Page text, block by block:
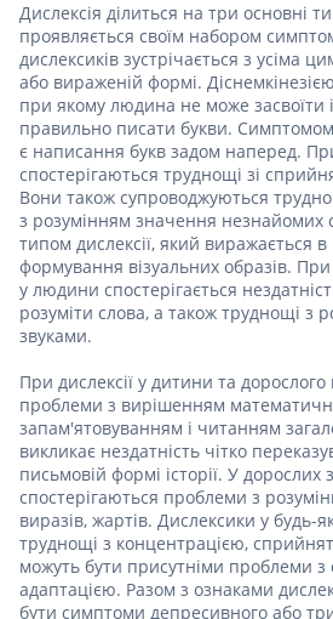
Дислексія ділиться на три основні
проявляється своїм набором
дислексиків зустрічається з усіма
або вираженій формі.
при якому людина не може засвоїти
правильно писати букви. Симптомом
є написання букв задом наперед.
спостерігаються труднощі зі
Вони також супроводжуються
з розумінням значення незнайомих
типом дислексії, який виражається
формування візуальних образів.
у людини спостерігається
розуміти слова, а також труднощі з
звуками.
При дислексії у дитини та
проблеми з вирішенням
запам'ятовуванням і читанням
викликає нездатність чітко
письмовій формі історії. У дорослих
спостерігаються проблеми з
виразів, жартів. Дислексики у будь-
труднощі з концентрацією,
можуть бути присутніми проблеми з
адаптацією. Разом з ознаками
бути симптоми депресивного або